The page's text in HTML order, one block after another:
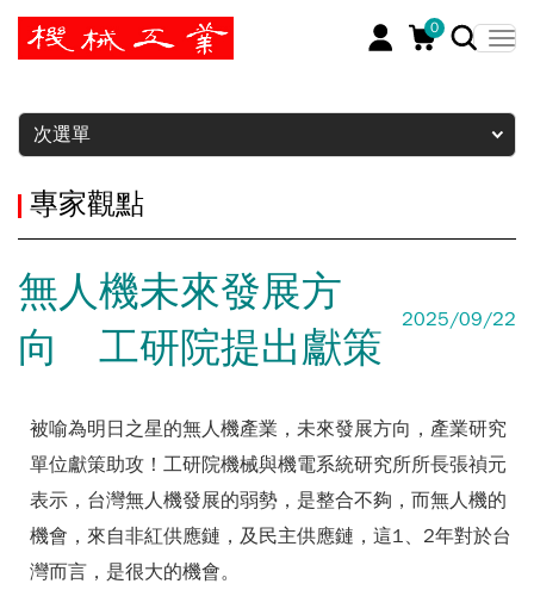
0
暫停
次選單
專家觀點
無人機未來發展方
向 工研院提出獻策
2025/09/22
被喻為明日之星的無人機產業，未來發展方向，產業研究
單位獻策助攻！工研院機械與機電系統研究所所長張禎元
表示，台灣無人機發展的弱勢，是整合不夠，而無人機的
機會，來自非紅供應鏈，及民主供應鏈，這1、2年對於台
灣而言，是很大的機會。